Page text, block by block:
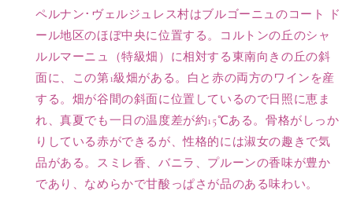
ヴ
ェ
ジ
ュ
レ
ス
ル
ー
ジ
ヴ
ェ
ル
ジ
ュ
レ
ス
ル
ー
ジ
ペルナン･ヴェルジュレス村はブルゴーニュのコート ド
ール地区のほぼ中央に位置する。コルトンの丘のシャ
ルルマーニュ（特級畑）に相対する東南向きの丘の斜
面に、この第1級畑がある。白と赤の両方のワインを産
する。畑が谷間の斜面に位置しているので日照に恵ま
れ、真夏でも一日の温度差が約15℃ある。骨格がしっか
りしている赤ができるが、性格的には淑女の趣きで気
品がある。スミレ香、バニラ、プルーンの香味が豊か
であり、なめらかで甘酸っぱさが品のある味わい。